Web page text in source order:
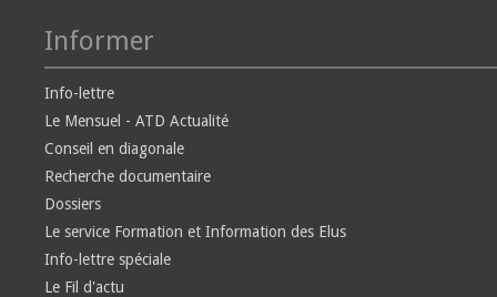
Informer
Info-lettre
Le Mensuel - ATD Actualité
Conseil en diagonale
Recherche documentaire
Dossiers
Le service Formation et Information des Elus
Info-lettre spéciale
Le Fil d'actu